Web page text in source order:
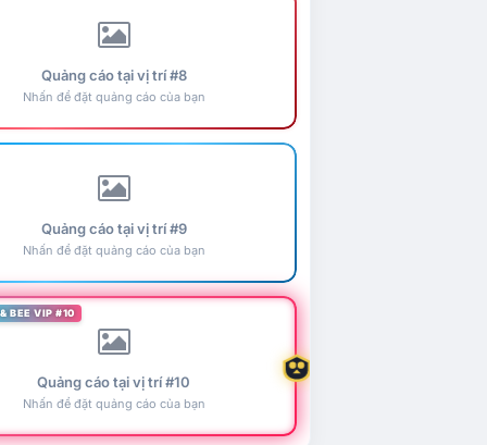
Quảng cáo tại vị trí #8
Nhấn để đặt quảng cáo của bạn
Quảng cáo tại vị trí #9
Nhấn để đặt quảng cáo của bạn
BEE VIP #10
Quảng cáo tại vị trí #10
Nhấn để đặt quảng cáo của bạn